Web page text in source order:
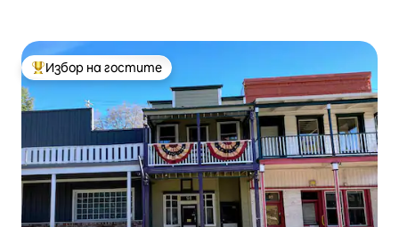
Най-популярен избор на гостите
Избор на гостите